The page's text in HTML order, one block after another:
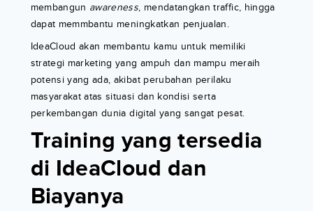
membangun awareness, mendatangkan traffic, hingga
dapat memmbantu meningkatkan penjualan.
IdeaCloud akan membantu kamu untuk memiliki
strategi marketing yang ampuh dan mampu meraih
potensi yang ada, akibat perubahan perilaku
masyarakat atas situasi dan kondisi serta
perkembangan dunia digital yang sangat pesat.
Training yang tersedia
di IdeaCloud dan
Biayanya